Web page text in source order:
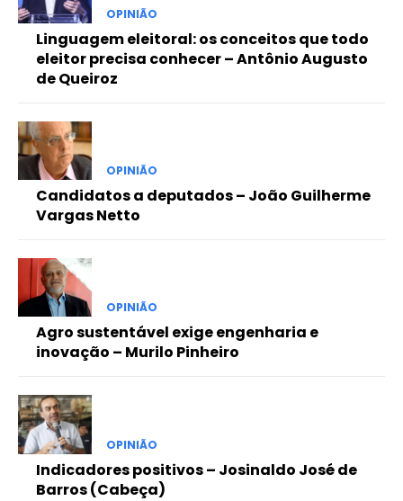
OPINIÃO
Linguagem eleitoral: os conceitos que todo
eleitor precisa conhecer – Antônio Augusto
de Queiroz
OPINIÃO
Candidatos a deputados – João Guilherme
Vargas Netto
OPINIÃO
Agro sustentável exige engenharia e
inovação – Murilo Pinheiro
OPINIÃO
Indicadores positivos – Josinaldo José de
Barros (Cabeça)